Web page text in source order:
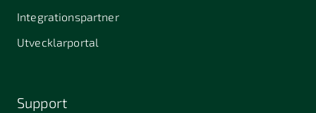
Integrationspartner
Utvecklarportal
Support